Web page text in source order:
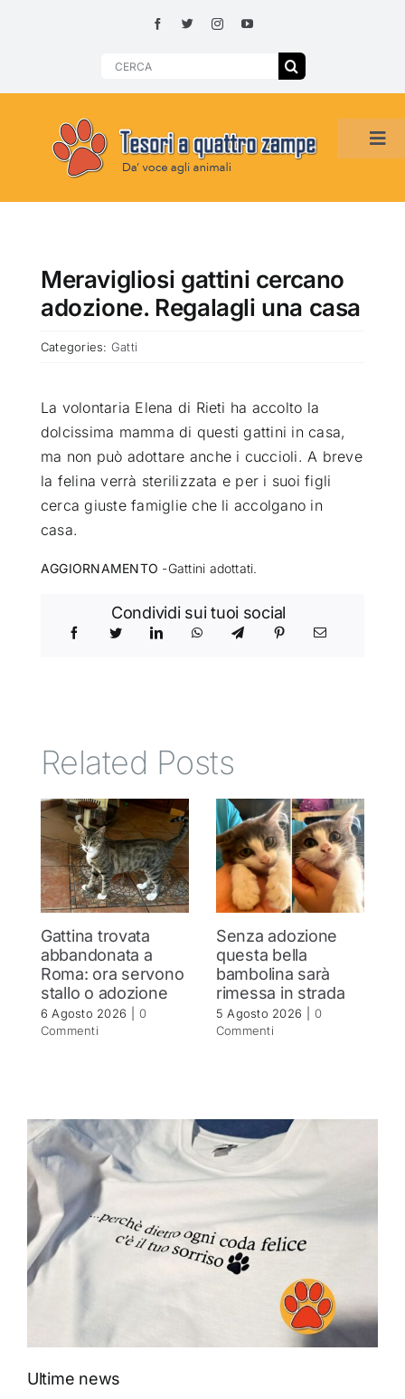
Search
HOME
VIDEO
CHI SIAMO
RUBRICHE
Meravigliosi gattini cercano
adozione. Regalagli una casa
Categories: Gatti
La volontaria Elena di Rieti ha accolto la
dolcissima mamma di questi gattini in casa,
ma non può adottare anche i cuccioli. A breve
la felina verrà sterilizzata e per i suoi figli
cerca giuste famiglie che li accolgano in
casa.
AGGIORNAMENTO -Gattini adottati.
Condividi sui tuoi social
Related Posts
Gattina trovata
abbandonata a
Roma: ora servono
stallo o adozione
6 Agosto 2026
0
Commenti
Senza adozione
questa bella
bambolina sarà
rimessa in strada
5 Agosto 2026
0
Commenti
Ultime news